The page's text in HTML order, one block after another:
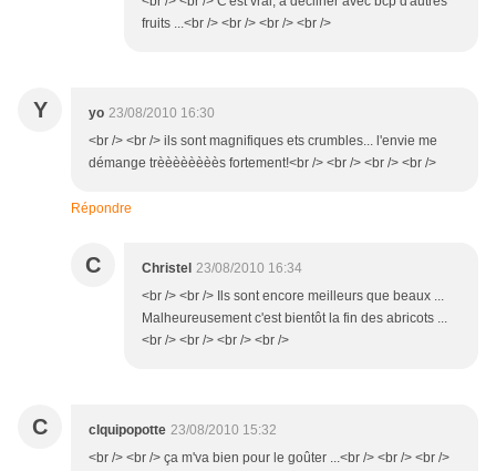
fruits ...<br /> <br /> <br /> <br />
Y yo 23/08/2010 16:30
<br /> <br /> ils sont magnifiques ets crumbles... l'envie me
démange trèèèèèèèès fortement!<br /> <br /> <br /> <br />
Répondre
C Christel 23/08/2010 16:34
<br /> <br /> Ils sont encore meilleurs que beaux ...
Malheureusement c'est bientôt la fin des abricots ...
<br /> <br /> <br /> <br />
C clquipopotte 23/08/2010 15:32
<br /> <br /> ça m'va bien pour le goûter ...<br /> <br /> <br />